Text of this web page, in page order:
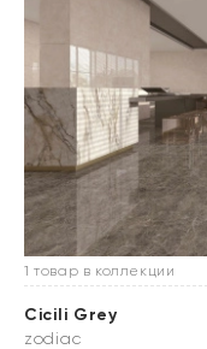
1 товар в коллекции
Cicili Grey
zodiac